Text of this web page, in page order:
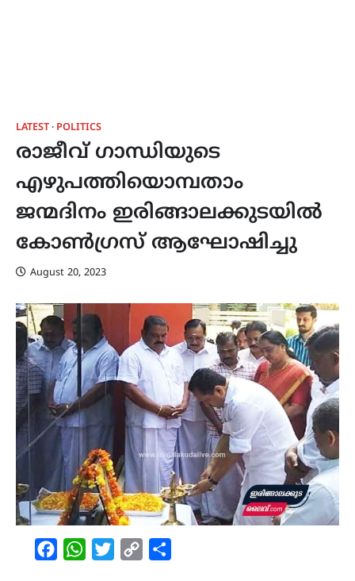
LATEST POLITICS
രാജീവ് ഗാന്ധിയുടെ
എഴുപത്തിയൊമ്പതാം
ജന്മദിനം ഇരിങ്ങാലക്കുടയിൽ
കോൺഗ്രസ് ആഘോഷിച്ചു
August 20, 2023
FacebookWhatsAppTwitterCopy